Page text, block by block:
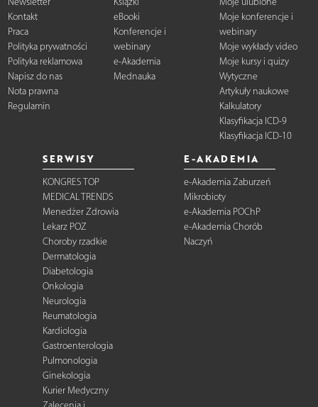
Kontakt
Praca
Polityka prywatności
Polityka reklamowa
Napisz do nas
Nota prawna
Regulamin
eBooki
Konferencje i
webinary
e-Akademia
Mednauka
Moje konferencje i
webinary
Moje wykłady video
Moje kursy i quizy
Wytyczne
Artykuły naukowe
Kalkulatory
Klasyfikacja ICD-9
Klasyfikacja ICD-10
SERWISY
KONGRES TOP
MEDICAL TRENDS
Menedżer Zdrowia
Lekarz POZ
Choroby rzadkie
Dermatologia
Diabetologia
Onkologia
Neurologia
Reumatologia
Kardiologia
Gastroenterologia
Pulmonologia
Ginekologia
Kurier Medyczny
E-AKADEMIA
e-Akademia Zaburzeń
Mikrobioty
e-Akademia POChP
e-Akademia Chorób
Naczyń